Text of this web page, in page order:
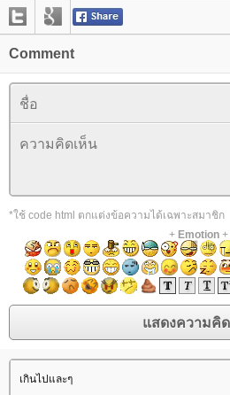
Comment
*ใช้ code html ตกแต่งข้อความได้เฉพาะสมาชิก
+ Emotion+
เกินไปและๆ